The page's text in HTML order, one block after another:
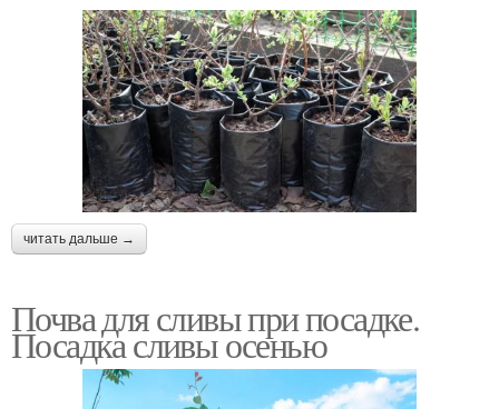
читать дальше →
Почва для сливы при посадке.
Посадка сливы осенью